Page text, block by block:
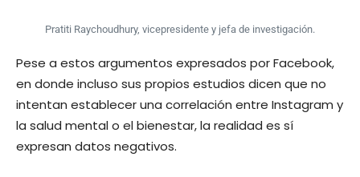
Pratiti Raychoudhury, vicepresidente y jefa de investigación.
Pese a estos argumentos expresados por Facebook,
en donde incluso sus propios estudios dicen que no
intentan establecer una correlación entre Instagram y
la salud mental o el bienestar, la realidad es sí
expresan datos negativos.